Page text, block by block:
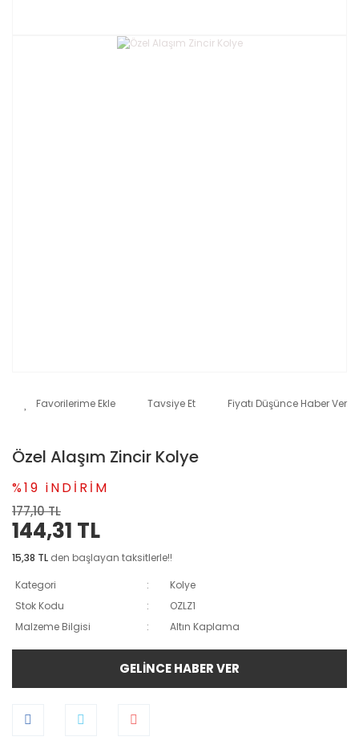
Tavsiye Et Fiyatı Düşünce Haber Ver
Özel Alaşım Zincir Kolye
%19 iNDİRİM
177,10 TL
144,31 TL
15,38 TL den başlayan taksitlerle!!
Kategori
Kolye
Stok Kodu
OZLZ1
Malzeme Bilgisi
Altın Kaplama
GELİNCE HABER VER